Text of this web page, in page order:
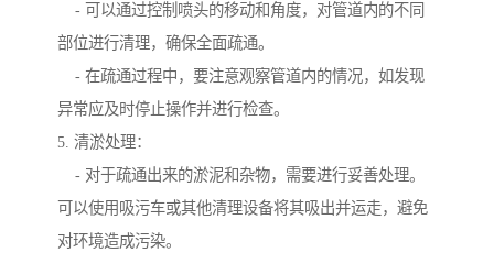
- 可以通过控制喷头的移动和角度，对管道内的不同
部位进行清理，确保全面疏通。
- 在疏通过程中，要注意观察管道内的情况，如发现
异常应及时停止操作并进行检查。
5. 清淤处理：
- 对于疏通出来的淤泥和杂物，需要进行妥善处理。
可以使用吸污车或其他清理设备将其吸出并运走，避免
对环境造成污染。